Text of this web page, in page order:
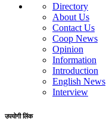
Directory
About Us
Contact Us
Coop News
Opinion
Information
Introduction
English News
Interview
उपयोगी लिंक